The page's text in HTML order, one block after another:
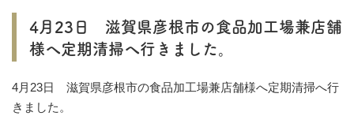
4月23日 滋賀県彦根市の食品加工場兼店舗
様へ定期清掃へ行きました。
4月23日 滋賀県彦根市の食品加工場兼店舗様へ定期清掃へ行
きました。